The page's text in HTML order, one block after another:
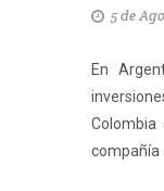
5 de
En
compañía